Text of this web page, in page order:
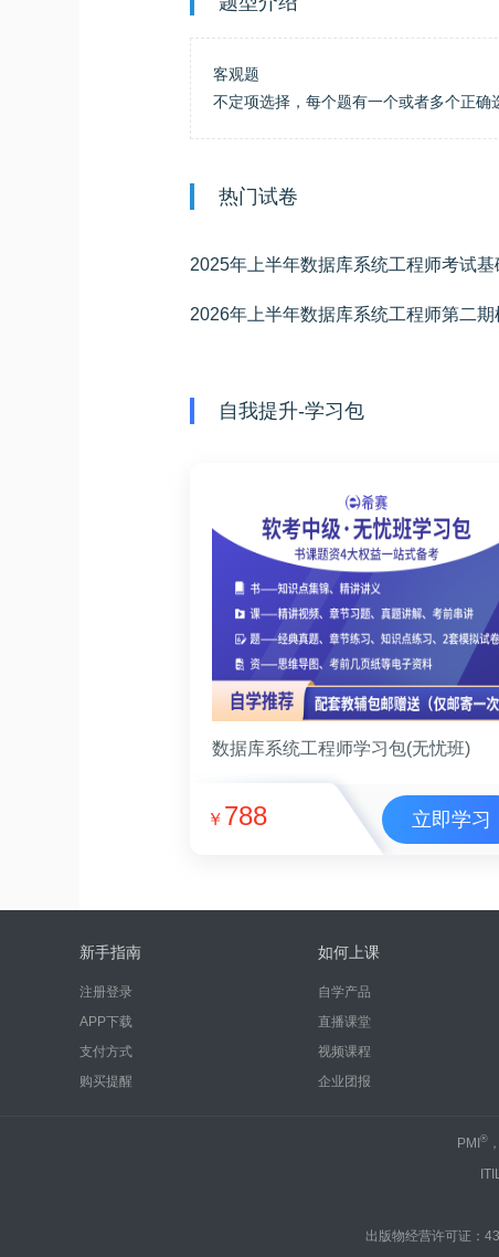
客观题
不定项选择，每个题有一个或者多个正确
热门试卷
自我提升-学习包
数据库系统工程师学习包(无忧班)
￥ 788 立即学习
新手指南
注册登录
APP下载
支付方式
购买提醒
如何上课
自学产品
直播课堂
视频课程
企业团报
PMI®
出版物经营许可证：